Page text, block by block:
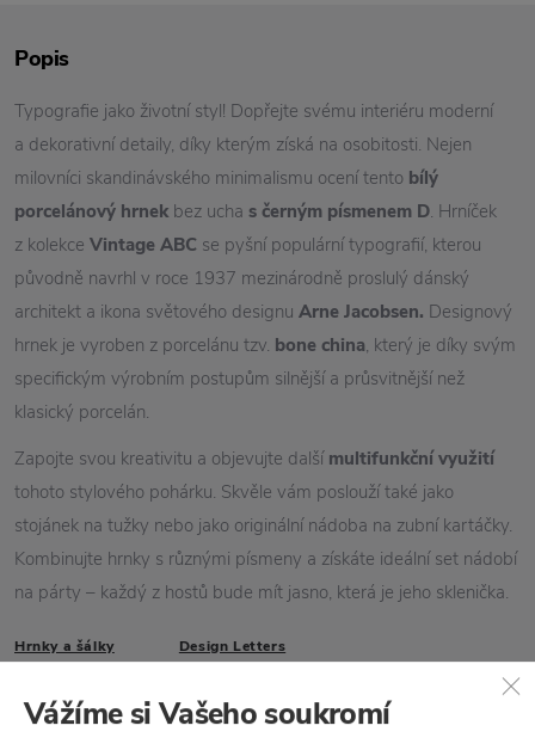
Popis
Typografie jako životní styl! Dopřejte svému interiéru moderní
a dekorativní detaily, díky kterým získá na osobitosti. Nejen
milovníci skandinávského minimalismu ocení tento bílý
porcelánový hrnek bez ucha s černým písmenem D. Hrníček
z kolekce Vintage ABC se pyšní populární typografií, kterou
původně navrhl v roce 1937 mezinárodně proslulý dánský
architekt a ikona světového designu Arne Jacobsen. Designový
hrnek je vyroben z porcelánu tzv. bone china, který je díky svým
specifickým výrobním postupům silnější a průsvitnější než
klasický porcelán.
Zapojte svou kreativitu a objevujte další multifunkční využití
tohoto stylového pohárku. Skvěle vám poslouží také jako
stojánek na tužky nebo jako originální nádoba na zubní kartáčky.
Kombinujte hrnky s různými písmeny a získáte ideální set nádobí
na párty – každý z hostů bude mít jasno, která je jeho sklenička.
Hrnky a šálky Design Letters
Vlastnosti
Vážíme si Vašeho soukromí